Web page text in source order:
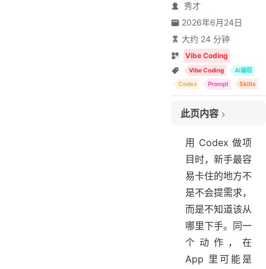
秀才
2026年6月24日
大约 24 分钟
Vibe Coding
Vibe Coding
AI编程
Codex
Prompt Skills
此页内容
2. App入口
3. 斜杠菜单
4. CLI入口
5. 交互命令
6. 审查入口
7. 权限沙箱
8. 非交互任务
9. Custom Prompts
用 Codex 做项
目时，新手最容
易卡住的地方不
是不会提需求，
而是不知道该从
哪里下手。同一
个动作，在
App 里可能是